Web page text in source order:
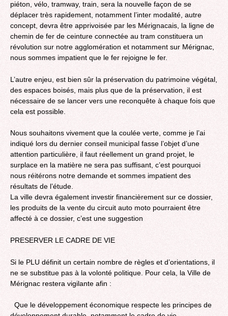
piéton, vélo, tramway, train, sera la nouvelle façon de se
déplacer très rapidement, notamment l’inter modalité, autre
concept, devra être apprivoisée par les Mérignacais, la ligne de
chemin de fer de ceinture connectée au tram constituera un
révolution sur notre agglomération et notamment sur Mérignac,
nous sommes impatient que le fer rejoigne le fer.
L’autre enjeu, est bien sûr la préservation du patrimoine végétal,
des espaces boisés, mais plus que de la préservation, il est
nécessaire de se lancer vers une reconquête à chaque fois que
cela est possible.
Nous souhaitons vivement que la coulée verte, comme je l’ai
indiqué lors du dernier conseil municipal fasse l’objet d’une
attention particulière, il faut réellement un grand projet, le
surplace en la matière ne sera pas suffisant, c’est pourquoi
nous réitérons notre demande et sommes impatient des
résultats de l’étude.
La ville devra également investir financièrement sur ce dossier,
les produits de la vente du circuit auto moto pourraient être
affecté à ce dossier, c’est une suggestion
PRESERVER LE CADRE DE VIE
Si le PLU définit un certain nombre de règles et d’orientations, il
ne se substitue pas à la volonté politique. Pour cela, la Ville de
Mérignac restera vigilante afin :
Que le développement économique respecte les principes de